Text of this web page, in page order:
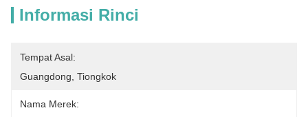
Informasi Rinci
Tempat Asal:
Guangdong, Tiongkok
Nama Merek: